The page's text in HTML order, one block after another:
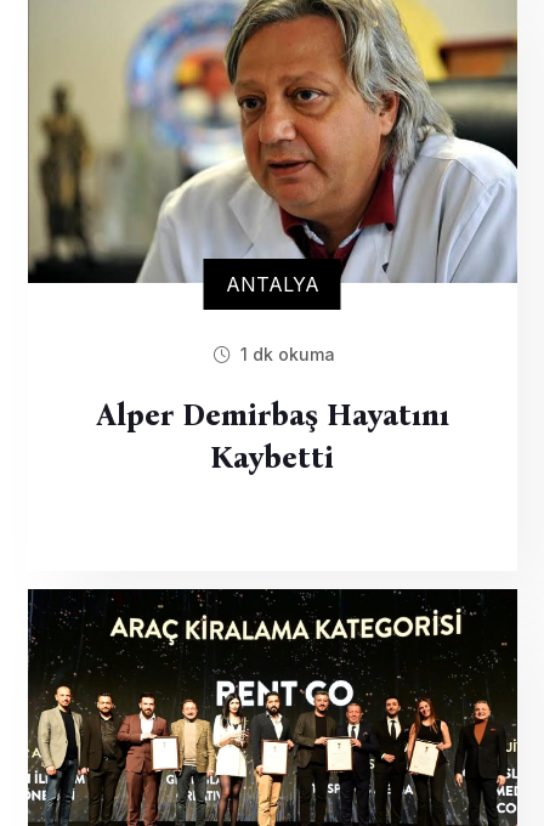
ANTALYA
1 dk okuma
Alper Demirbaş Hayatını
Kaybetti